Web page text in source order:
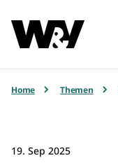
Home Themen
19. Sep 2025